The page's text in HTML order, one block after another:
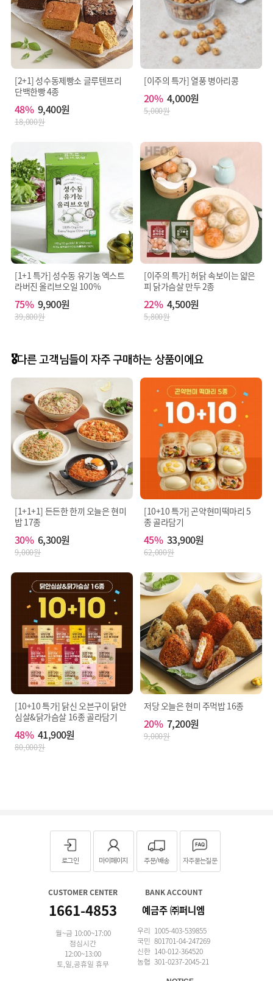
[2+1] 성수동제빵소 글루텐프리
단백한빵 4종
48% 9,400원
18,000원
[이주의 특가] 열풍 병아리콩
20% 4,000원
5,000원
[1+1 특가] 성수동 유기농 엑스트
라버진 올리브오일 100%
75% 9,900원
39,800원
[이주의 특가] 허닭 속보이는 얇은
피 닭가슴살 만두 2종
22% 4,500원
5,800원
🎖️다른 고객님들이 자주 구매하는 상품이에요
[1+1+1] 든든한 한끼 오늘은 현미
밥 17종
30% 6,300원
9,000원
[10+10 특가] 곤약현미떡마리 5
종 골라담기
45% 33,900원
62,000원
[10+10 특가] 닭신 오븐구이 닭안
심살&닭가슴살 16종 골라담기
48% 41,900원
80,000원
저당 오늘은 현미 주먹밥 16종
20% 7,200원
9,000원
로그인 마이페이지 주문/배송 자주묻는질문
CUSTOMER CENTER
1661-4853
월~금 10:00~17:00
점심시간
12:00~13:00
토,일,공휴일 휴무
BANK ACCOUNT
예금주 ㈜퍼니엠
우리 1005-403-539855
국민 801701-04-247269
신한 140-012-364520
농협 301-0237-2045-21